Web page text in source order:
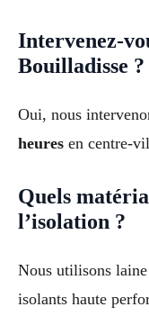
Intervenez-
Bouilladisse ?
Oui, nous
heures en centre-
Quels
l’isolation ?
Nous utilisons
isolants haute